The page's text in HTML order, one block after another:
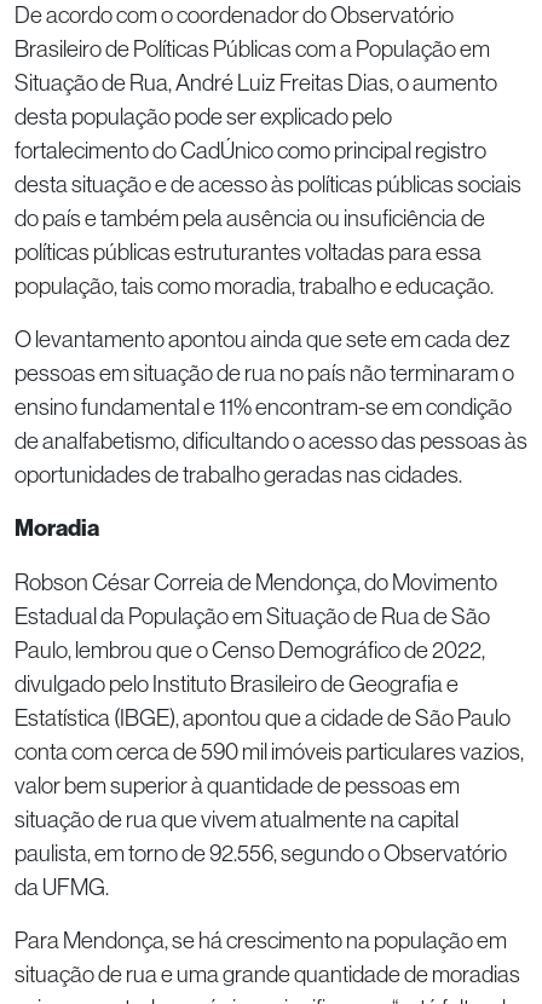
De acordo com o coordenador do Observatório
Brasileiro de Políticas Públicas com a População em
Situação de Rua, André Luiz Freitas Dias, o aumento
desta população pode ser explicado pelo
fortalecimento do CadÚnico como principal registro
desta situação e de acesso às políticas públicas sociais
do país e também pela ausência ou insuficiência de
políticas públicas estruturantes voltadas para essa
população, tais como moradia, trabalho e educação.
O levantamento apontou ainda que sete em cada dez
pessoas em situação de rua no país não terminaram o
ensino fundamental e 11% encontram-se em condição
de analfabetismo, dificultando o acesso das pessoas às
oportunidades de trabalho geradas nas cidades.
Moradia
Robson César Correia de Mendonça, do Movimento
Estadual da População em Situação de Rua de São
Paulo, lembrou que o Censo Demográfico de 2022,
divulgado pelo Instituto Brasileiro de Geografia e
Estatística (IBGE), apontou que a cidade de São Paulo
conta com cerca de 590 mil imóveis particulares vazios,
valor bem superior à quantidade de pessoas em
situação de rua que vivem atualmente na capital
paulista, em torno de 92.556, segundo o Observatório
da UFMG.
Para Mendonça, se há crescimento na população em
situação de rua e uma grande quantidade de moradias